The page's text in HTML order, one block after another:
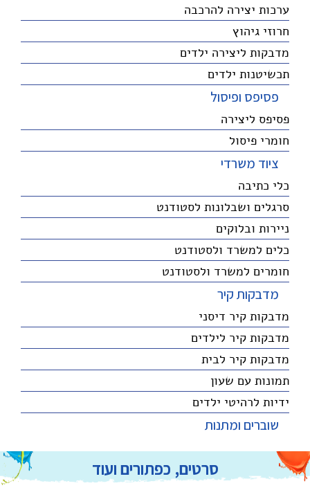
ערכות יצירה להרכבה
חרוזי גיהוץ
מדבקות ליצירה ילדים
תכשיטנות ילדים
פסיפס ופיסול
פסיפס ליצירה
חומרי פיסול
ציוד משרדי
כלי כתיבה
סרגלים ושבלונות לסטודנט
ניירות ובלוקים
כלים למשרד ולסטודנט
חומרים למשרד ולסטודנט
מדבקות קיר
מדבקות קיר דיסני
מדבקות קיר לילדים
מדבקות קיר לבית
תמונות עם שעון
ידיות לרהיטי ילדים
שוברים ומתנות
סרטים, כפתורים ועוד